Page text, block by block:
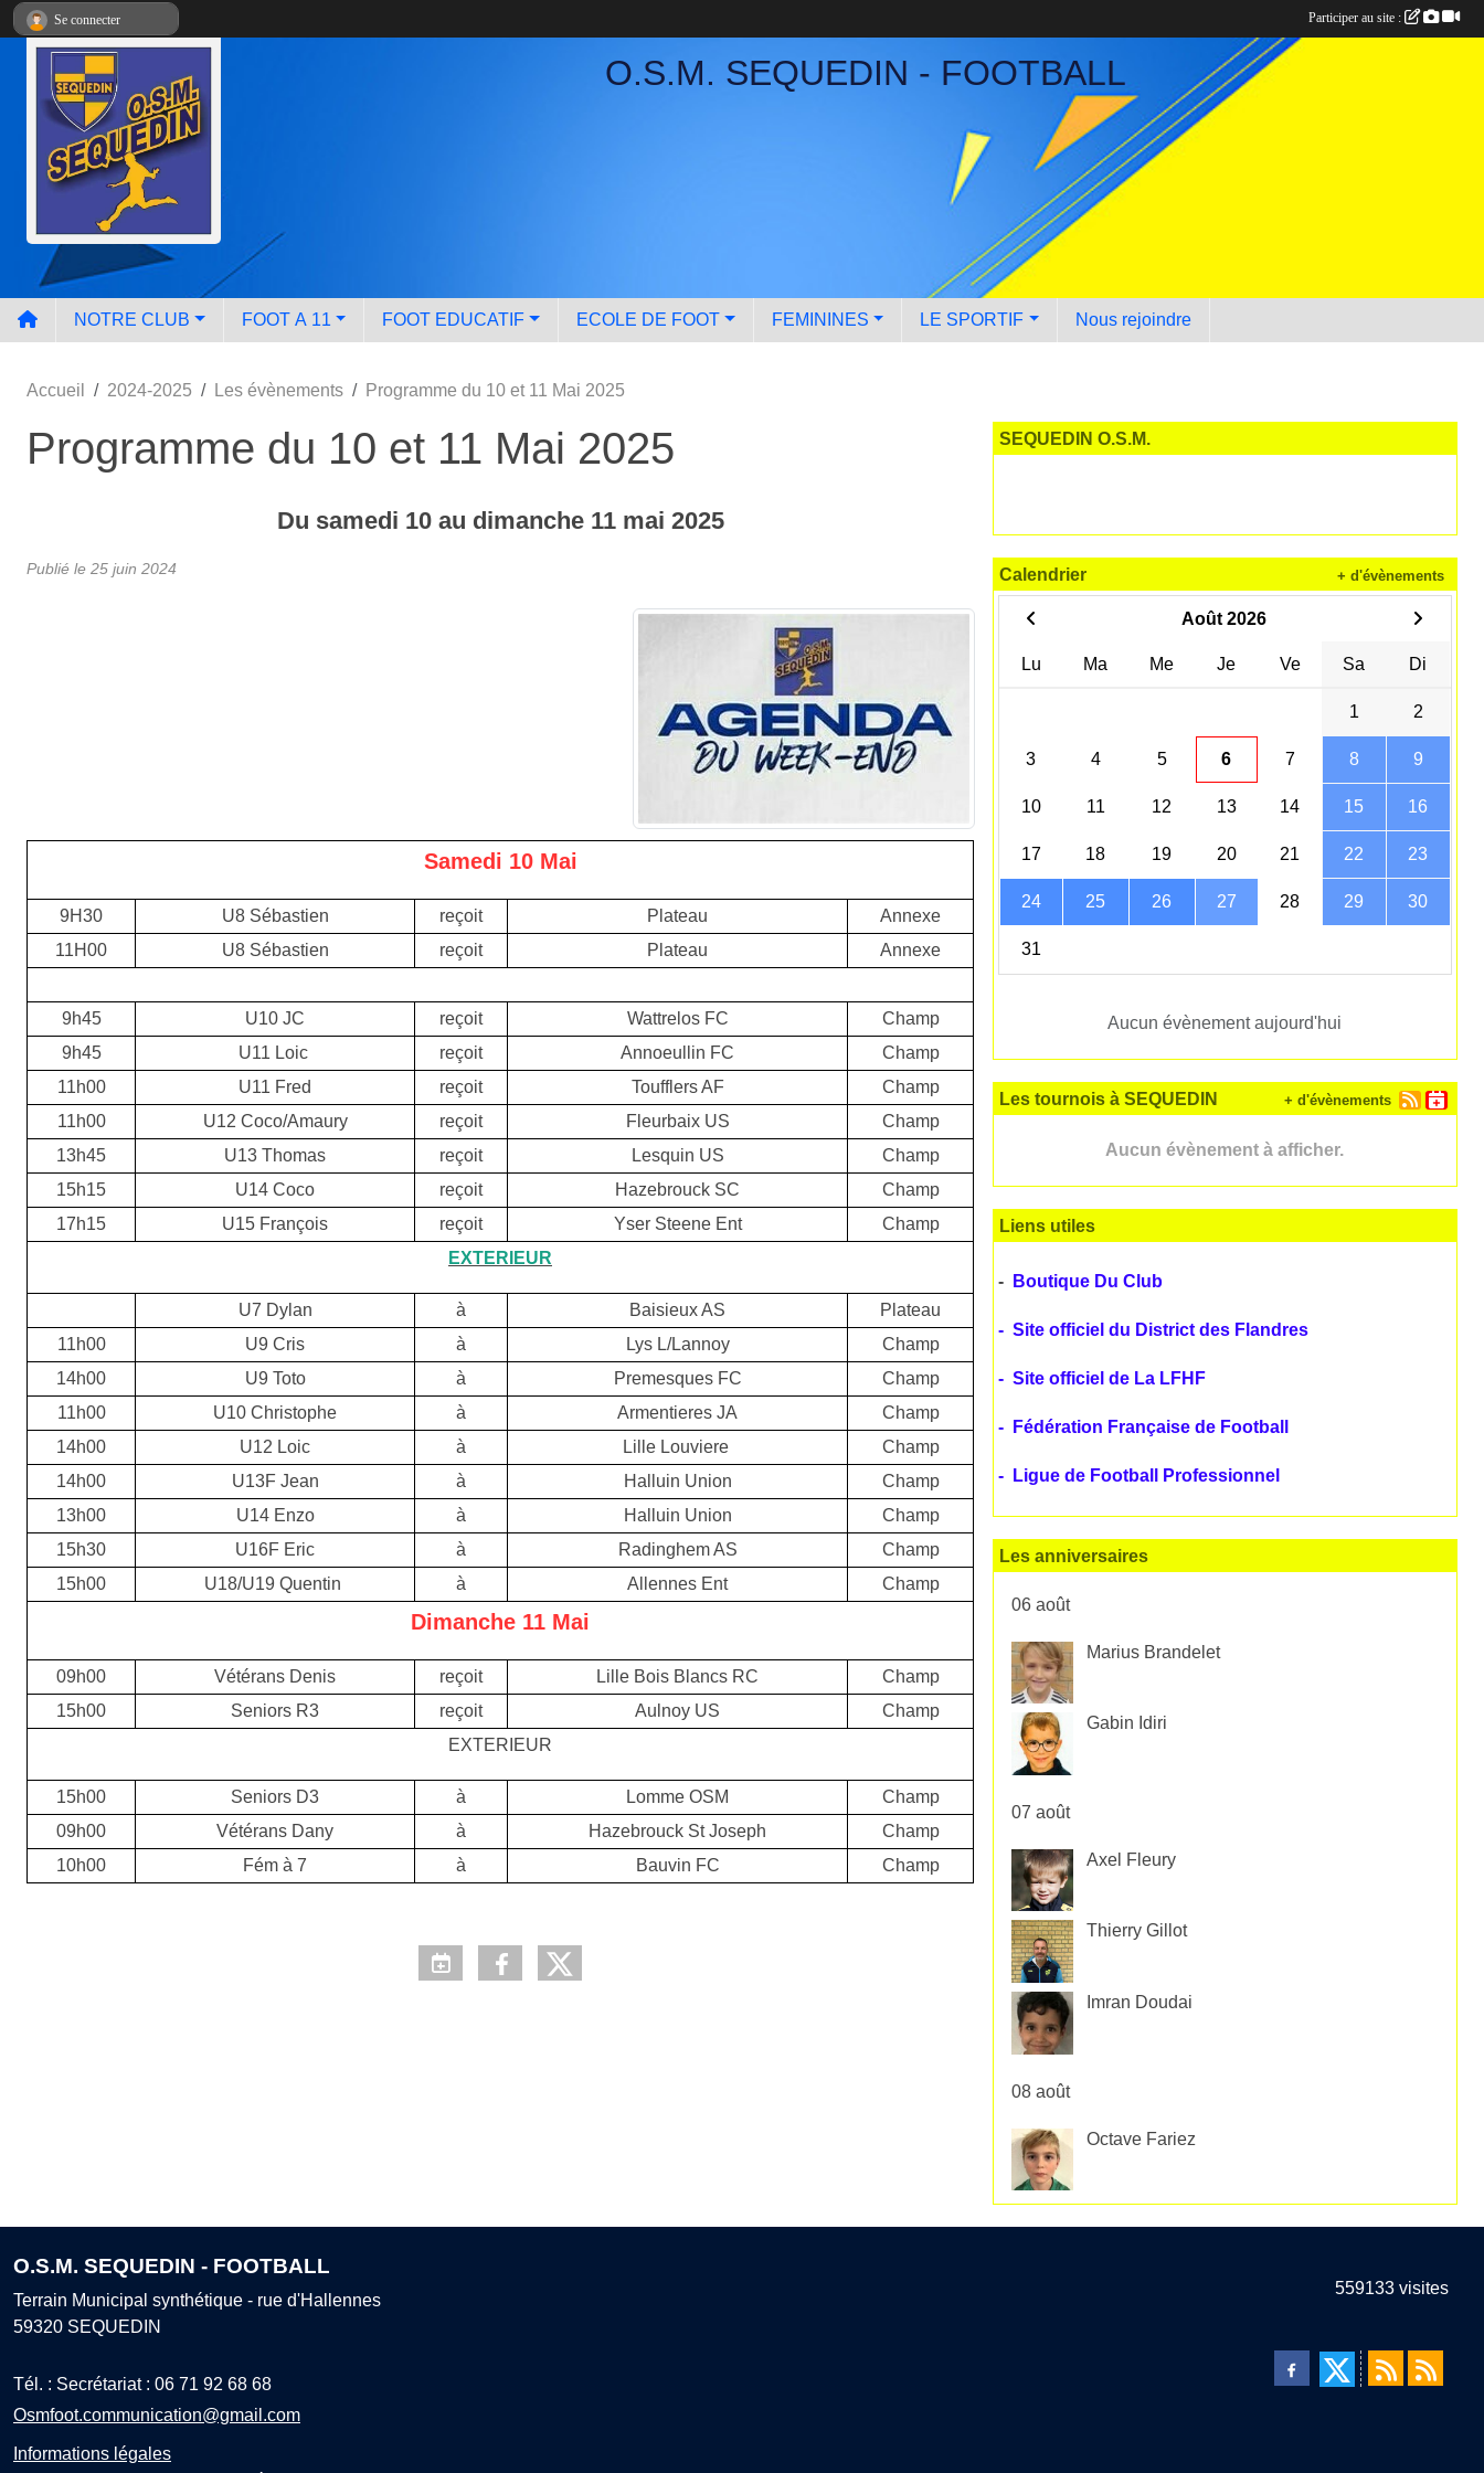
O.S.M. SEQUEDIN - FOOTBALL
NOTRE CLUB FOOT A 11 FOOT EDUCATIF ECOLE DE FOOT FEMININES LE SPORTIF Nous rejoindre
Accueil 2024-2025 Les évènements Programme du 10 et 11 Mai 2025
Programme du 10 et 11 Mai 2025
Du samedi 10au dimanche 11 mai 2025
Publié le 25 juin 2024
Samedi 10 Mai
9H30 U8 Sébastien reçoit Plateau
Annexe
11H00
U8 Sébastien reçoit Plateau Annexe
9h45 U10 JC reçoit Wattrelos FC
Champ
9h45
U11 Loic reçoit Annoeullin FC
Champ
11h00
U11 Fred reçoit Toufflers AF
Champ
11h00
U12 Coco/Amaury reçoit Fleurbaix US
Champ
13h45
U13 Thomas reçoit Lesquin US
Champ
15h15
U14 Coco reçoit Hazebrouck SC
Champ
17h15
U15 François reçoit Yser Steene Ent
Champ
EXTERIEUR
U7 Dylan à Baisieux AS
Plateau
11h00
U9 Cris à Lys L/Lannoy
Champ
14h00
U9 Toto à Premesques FC
Champ
11h00
U10 Christophe à Armentieres JA
Champ
14h00
U12 Loic à Lille Louviere
Champ
14h00
U13F Jean à Halluin Union
Champ
13h00
U14 Enzo à Halluin Union
Champ
15h30
U16F Eric à Radinghem AS
Champ
15h00
U18/U19 Quentin à Allennes Ent Champ
Dimanche 11 Mai
09h00 Vétérans Denis reçoit Lille Bois Blancs RC
Champ
15h00
Seniors R3 reçoit Aulnoy US
Champ
EXTERIEUR
15h00 Seniors D3 à Lomme OSM
Champ
09h00
Vétérans Dany à Hazebrouck St Joseph
Champ
10h00
Fém à 7 à Bauvin FC Champ
SEQUEDIN O.S.M.
Calendrier
Août 2026
Lu Ma Me Je Ve Sa Di
1 2
3 4 5 6 7 8 9
10 11 12 13 14 15 16
17 18 19 20 21 22 23
24 25 26 27 28 29 30
31
Aucun évènement aujourd'hui
+ d'évènements
Les tournois à SEQUEDIN
Aucun évènement à afficher.
+ d'évènements
Liens utiles
- Boutique Du Club
- Site officiel du District des Flandres
- Site officiel de La LFHF
- Fédération Française de Football
- Ligue de Football Professionnel
Les anniversaires
06 août
Marius Brandelet
Gabin Idiri
07 août
Axel Fleury
Thierry Gillot
Imran Doudai
08 août
Octave Fariez
O.S.M. SEQUEDIN - FOOTBALL
Terrain Municipal synthétique - rue d'Hallennes
59320 SEQUEDIN
Tél. : Secrétariat : 06 71 92 68 68
Osmfoot.communication@gmail.com
Informations légales
559133 visites
Se connecter Participer au site :
Panneau de gestion des cookies